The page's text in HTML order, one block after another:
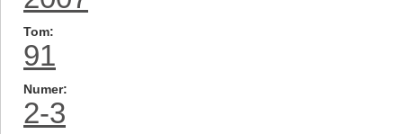
Tom
91
Numer
2-3